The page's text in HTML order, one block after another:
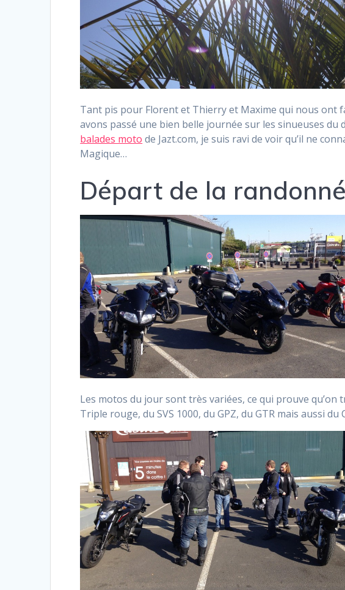
Tant pis pour Florent et Thierry et Maxime qui nous ont
avons passé une bien belle journée sur les sinueuses
balades moto de Jazt.com, je suis ravi de voir qu’il ne
Magique…
Départ de la
Les motos du jour sont très variées, ce qui prouve qu’on
Triple rouge, du SVS 1000, du GPZ, du GTR mais aussi